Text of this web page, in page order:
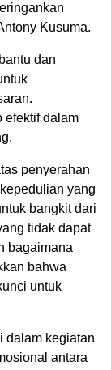
Kusuma.
dan
efektif dalam
penyerahan
yang
bangkit dari
tidak dapat
bagaimana
bahwa
untuk
dalam kegiatan
antara